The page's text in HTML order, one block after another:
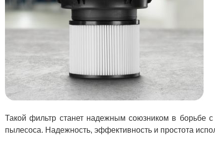
Такой фильтр станет надежным союзником в борьбе
пылесоса. Надежность, эффективность и простота